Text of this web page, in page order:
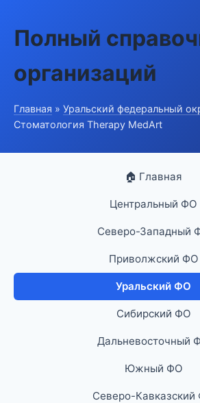
Полный
организаций
Главная » Уральский федеральный
Стоматология Therapy MedArt
🏠 Главная
Центральный ФО
Северо-Западный
Приволжский ФО
Уральский ФО
Сибирский ФО
Дальневосточный
Южный ФО
Северо-